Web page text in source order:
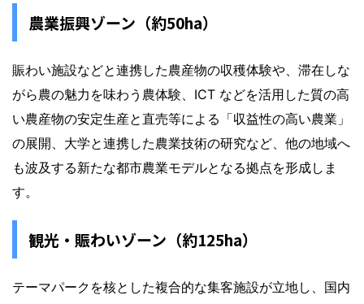
農業振興ゾーン（約50ha）
賑わい施設などと連携した農産物の収穫体験や、滞在しな
がら農の魅力を味わう農体験、ICT などを活用した質の高
い農産物の安定生産と直売等による「収益性の高い農業」
の展開、大学と連携した農業技術の研究など、他の地域へ
も波及する新たな都市農業モデルとなる拠点を形成しま
す。
観光・賑わいゾーン（約125ha）
テーマパークを核とした複合的な集客施設が立地し、国内